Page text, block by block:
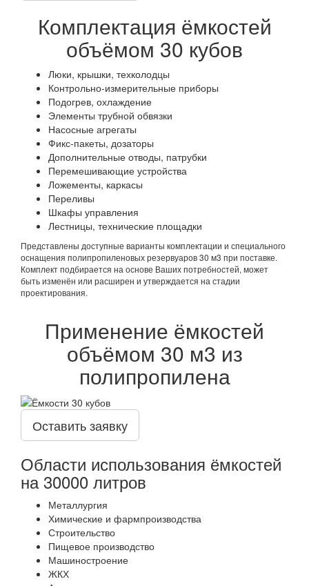
Комплектация ёмкостей
объёмом 30 кубов
Люки, крышки, техколодцы
Контрольно-измерительные приборы
Подогрев, охлаждение
Элементы трубной обвязки
Насосные агрегаты
Фикс-пакеты, дозаторы
Дополнительные отводы, патрубки
Перемешивающие устройства
Ложементы, каркасы
Переливы
Шкафы управления
Лестницы, технические площадки
Представлены доступные варианты комплектации и специального
оснащения полипропиленовых резервуаров 30 м3 при поставке.
Комплект подбирается на основе Ваших потребностей, может
быть изменён или расширен и утверждается на стадии
проектирования.
Применение ёмкостей
объёмом 30 м3 из
полипропилена
Оставить заявку
Области использования ёмкостей
на 30000 литров
Металлургия
Химические и фармпроизводства
Строительство
Пищевое производство
Машиностроение
ЖКХ